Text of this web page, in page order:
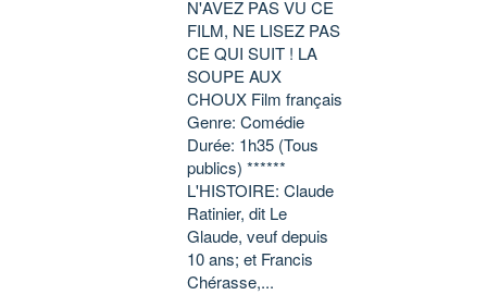
N'AVEZ PAS VU CE
FILM, NE LISEZ PAS
CE QUI SUIT ! LA
SOUPE AUX
CHOUX Film français
Genre: Comédie
Durée: 1h35 (Tous
publics) ******
L'HISTOIRE: Claude
Ratinier, dit Le
Glaude, veuf depuis
10 ans; et Francis
Chérasse,...